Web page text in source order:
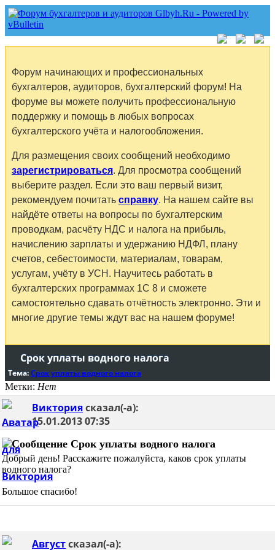
Форум начинающих и профессиональных
бухгалтеров, аудиторов, бухгалтерский форум! На
форуме вы можете получить профессиональную
поддержку и помощь в любых вопросах
бухгалтерского учёта и налогообложения.
Для размещения своих сообщений необходимо
зарегистрироваться. Для просмотра сообщений
выберите раздел. Если это ваш первый визит,
рекомендуем почитать справку. На нашем сайте вы
найдёте ответы на вопросы по бухгалтерским
проводкам, расчёту НДС и налога на прибыль,
начислению зарплаты и удержанию НДФЛ, плану
счетов, себестоимости, материалам, товарам,
услугам, учёту в УСН. Научитесь работать в
бухгалтерских программах 1С 8 и сможете
самостоятельно сдавать отчётность электронно. Эти и
многие другие темы ждут вас на нашем форуме!
Срок уплаты водного налога
Тема:Срок уплаты водного налога
Метки: Нет
Викториясказал(-а):
15.01.201307:35
Срок уплаты водного налога
Добрый день! Расскажите пожалуйста, каков срок уплаты
водного налога?
Большое спасибо!
Августсказал(-а):